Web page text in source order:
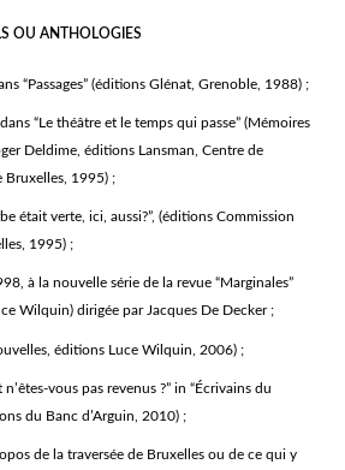
OU ANTHOLOGIES
“Passages” (éditions Glénat, Grenoble, 1988) ;
“Le théâtre et le temps qui passe” (Mémoires
Deldime, éditions Lansman, Centre de
Bruxelles, 1995) ;
était verte, ici, aussi?”, (éditions Commission
1995) ;
à la nouvelle série de la revue “Marginales”
Wilquin) dirigée par Jacques De Decker ;
éditions Luce Wilquin, 2006) ;
vous pas revenus ?” in “Écrivains du
du Banc d’Arguin, 2010) ;
de la traversée de Bruxelles ou de ce qui y